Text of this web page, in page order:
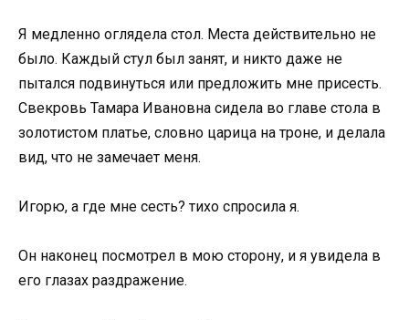
Я медленно оглядела стол. Места действительно не
было. Каждый стул был занят, и никто даже не
пытался подвинуться или предложить мне присесть.
Свекровь Тамара Ивановна сидела во главе стола в
золотистом платье, словно царица на троне, и делала
вид, что не замечает меня.
Игорю, а где мне сесть? тихо спросила я.
Он наконец посмотрел в мою сторону, и я увидела в
его глазах раздражение.